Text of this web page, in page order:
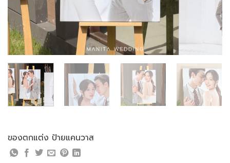
ของตกแต่ง ป้ายแคนวาส